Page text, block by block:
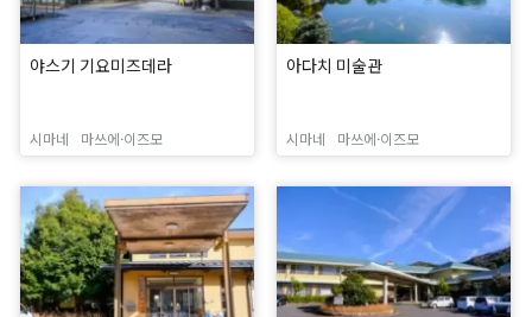
야스기 기요미즈데라
시마네 마쓰에·이즈모
아다치 미술관
시마네 마쓰에·이즈모